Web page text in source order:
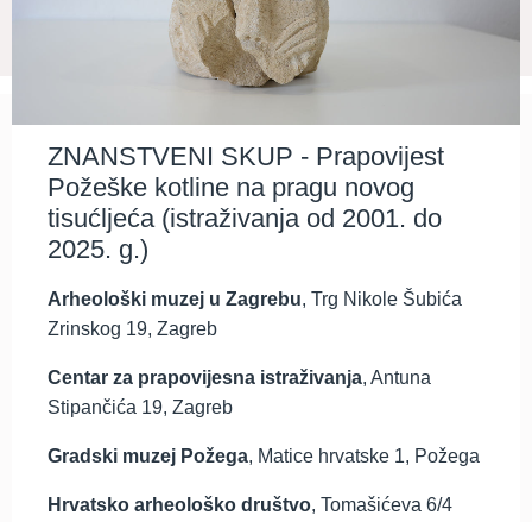
ZNANSTVENI SKUP - Prapovijest
Požeške kotline na pragu novog
tisućljeća (istraživanja od 2001. do
2025. g.)
Arheološki muzej u Zagrebu, Trg Nikole Šubića
Zrinskog 19, Zagreb
Centar za prapovijesna istraživanja, Antuna
Stipančića 19, Zagreb
Gradski muzej Požega, Matice hrvatske 1, Požega
Hrvatsko arheološko društvo, Tomašićeva 6/4